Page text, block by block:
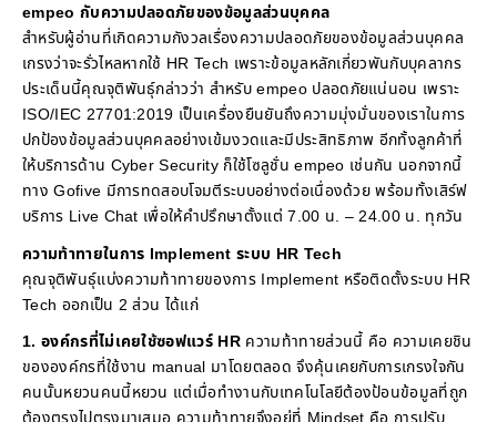
empeo กับความปลอดภัยของข้อมูลส่วนบุคคล
สำหรับผู้อ่านที่เกิดความกังวลเรื่องความปลอดภัยของข้อมูลส่วนบุคคล
เกรงว่าจะรั่วไหลหากใช้ HR Tech เพราะข้อมูลหลักเกี่ยวพันกับบุคลากร
ประเด็นนี้คุณจุติพันธุ์กล่าวว่า สำหรับ empeo ปลอดภัยแน่นอน เพราะ
ISO/IEC 27701:2019 เป็นเครื่องยืนยันถึงความมุ่งมั่นของเราในการ
ปกป้องข้อมูลส่วนบุคคลอย่างเข้มงวดและมีประสิทธิภาพ อีกทั้งลูกค้าที่
ให้บริการด้าน Cyber Security ก็ใช้โซลูชั่น empeo เช่นกัน นอกจากนี้
ทาง Gofive มีการทดสอบโจมตีระบบอย่างต่อเนื่องด้วย พร้อมทั้งเสิร์ฟ
บริการ Live Chat เพื่อให้คำปรึกษาตั้งแต่ 7.00 น. – 24.00 น. ทุกวัน
ความท้าทายในการ Implement ระบบ HR Tech
คุณจุติพันธุ์แบ่งความท้าทายของการ Implement หรือติดตั้งระบบ HR
Tech ออกเป็น 2 ส่วน ได้แก่
1. องค์กรที่ไม่เคยใช้ซอฟแวร์ HR ความท้าทายส่วนนี้ คือ ความเคยชิน
ขององค์กรที่ใช้งาน manual มาโดยตลอด จึงคุ้นเคยกับการเกรงใจกัน
คนนั้นหยวนคนนี้หยวน แต่เมื่อทำงานกับเทคโนโลยีต้องป้อนข้อมูลที่ถูก